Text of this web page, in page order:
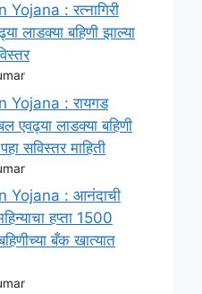
: रत्नागिरी
लाडक्या बहिणी झाल्या
Yojana : रायगड
एवढ्या लाडक्या बहिणी
सविस्तर माहिती
Yojana : आनंदाची
हप्ता 1500
बँक खात्यात